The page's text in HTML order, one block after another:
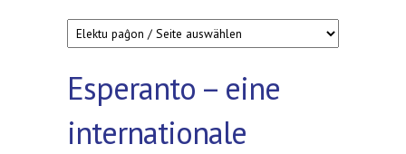
Esperanto – eine
internationale